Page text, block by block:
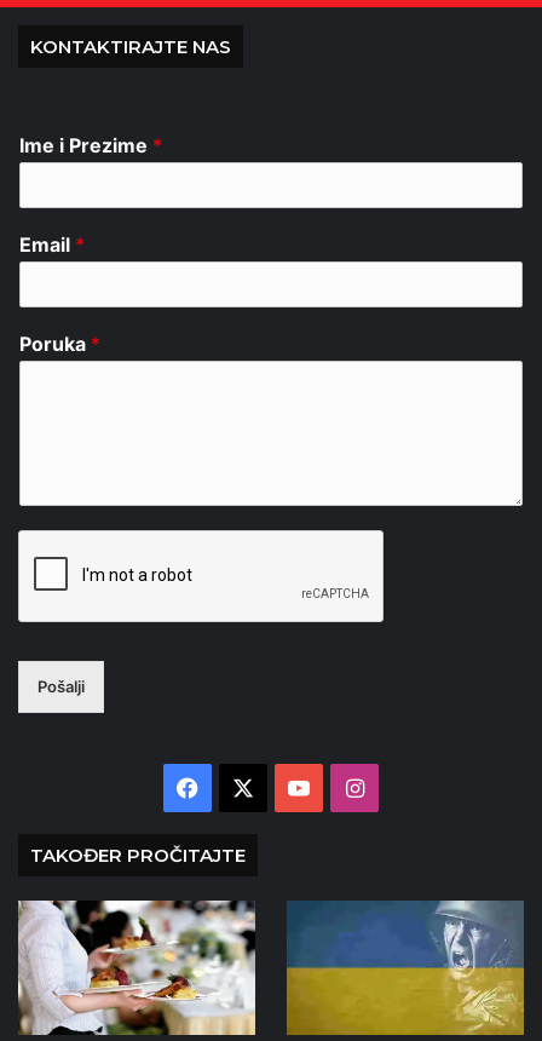
KONTAKTIRAJTE NAS
Ime i Prezime *
Email *
Poruka *
Pošalji
Facebook YouTubeInstagram
TAKOĐER PROČITAJTE